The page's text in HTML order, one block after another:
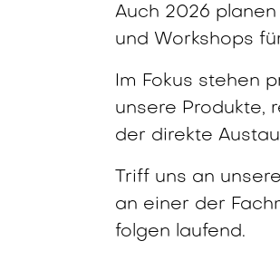
Auch 2026
und Workshops
Im Fokus stehen
unsere Produkte,
der direkte
Triff uns an
an einer der
folgen laufend.